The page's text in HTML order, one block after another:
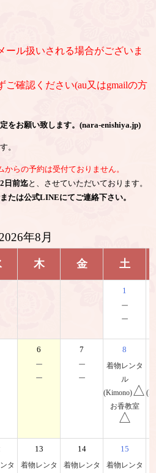
ール扱いされる場合がございま
ご確認ください(au又はgmailの方
をお願い致します。(nara-enishiya.jp)
。
らの予約は受付ておりません。
2日前迄と、させていただいております。
たは公式LINEにてご連絡下さい。
2026年8月
木 金 土
1
－
－
6
－
－
7
－
－
8
着物レンタ
ル
(Kimono) △
お香教室
△
タ
13
着物レンタ
14
着物レンタ
15
着物レンタ